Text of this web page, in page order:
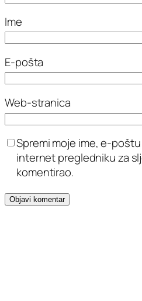
Ime
E-pošta
Web-stranica
Spremi moje ime, e-
internet pregledniku za
komentirao.